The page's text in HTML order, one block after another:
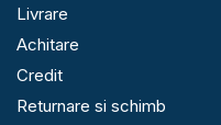
Livrare
Achitare
Credit
Returnare si schimb